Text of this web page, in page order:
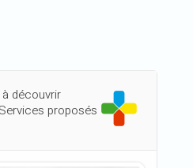
à découvrir
proposés